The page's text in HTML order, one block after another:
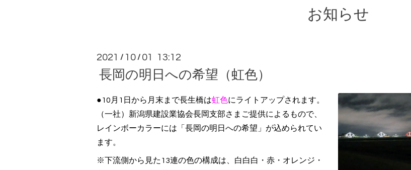
お知らせ
2021 / 10 / 01 13:12
長岡の明日への希望（虹色）
●10月1日から月末まで長生橋は虹色にライトアップされます。
（一社）新潟県建設業協会長岡支部さまご提供によるもので、
レインボーカラーには「長岡の明日への希望」が込められてい
ます。
※下流側から見た13連の色の構成は、白白白・赤・オレンジ・